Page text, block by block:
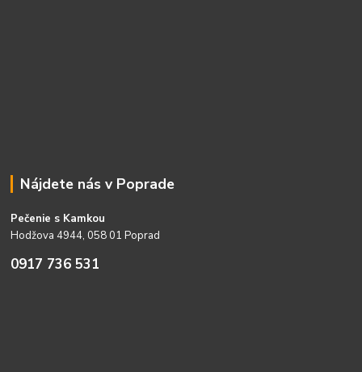
Nájdete nás v Poprade
Pečenie s Kamkou
Hodžova 4944, 058 01 Poprad
0917 736 531